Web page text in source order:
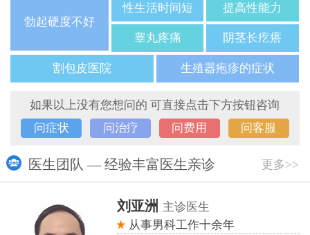
勃起硬度不好
性生活时间短 提高性能力
睾丸疼痛 阴茎长疙瘩
割包皮医院 生殖器疱疹的症状
如果以上没有您想问的 可直接点击下方按钮咨询
问症状
问治疗 问费用 问客服
医生团队 — 经验丰富医生亲诊 更多>>
刘亚洲 主诊医生
从事男科工作十余年